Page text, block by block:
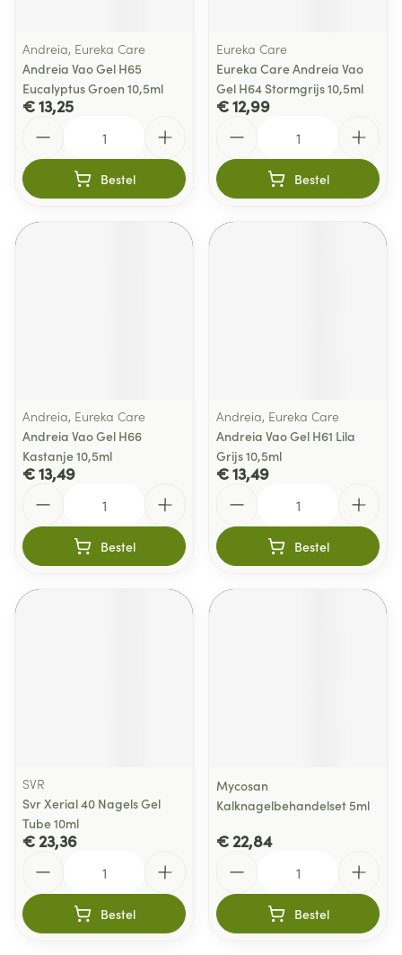
Andreia, Eureka Care
Andreia Vao Gel H65
Eucalyptus Groen 10,5ml
€ 13,25
Bestel
Eureka Care
Eureka Care Andreia Vao
Gel H64 Stormgrijs 10,5ml
€ 12,99
Bestel
Andreia, Eureka Care
Andreia Vao Gel H66
Kastanje 10,5ml
€ 13,49
Bestel
Andreia, Eureka Care
Andreia Vao Gel H61 Lila
Grijs 10,5ml
€ 13,49
Bestel
SVR
Svr Xerial 40 Nagels Gel
Tube 10ml
€ 23,36
Bestel
Mycosan
Kalknagelbehandelset 5ml
€ 22,84
Bestel